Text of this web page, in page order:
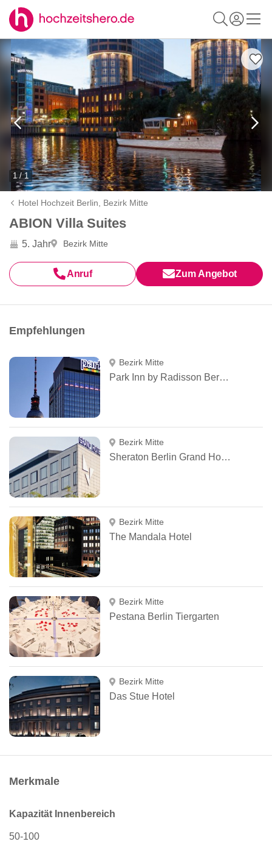
1 / 1
Hotel Hochzeit Berlin, Bezirk Mitte
ABION Villa Suites
5. Jahr Bezirk Mitte
Anruf Zum Angebot
Empfehlungen
Bezirk Mitte
Park Inn by Radisson Berlin Alexanderplatz
Bezirk Mitte
Sheraton Berlin Grand Hotel Esplanade
Bezirk Mitte
The Mandala Hotel
Bezirk Mitte
Pestana Berlin Tiergarten
Bezirk Mitte
Das Stue Hotel
Merkmale
Kapazität Innenbereich
50-100